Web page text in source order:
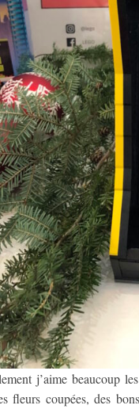
j’aime beaucoup
fleurs coupées, des